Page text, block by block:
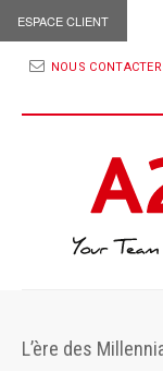
ESPACE CLIENT
NOUS CONTACTER
L’ère des